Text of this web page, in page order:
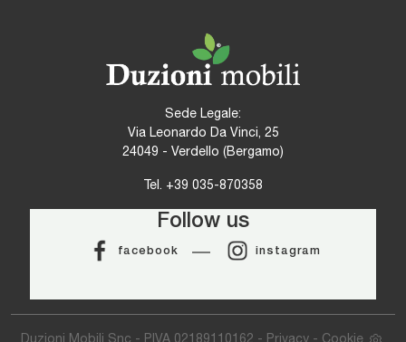
Sede Legale:
Via Leonardo Da Vinci, 25
24049 - Verdello (Bergamo)
Tel. +39 035-870358
Follow us
facebook instagram
Duzioni Mobili Snc - P.IVA 02189110162 - Privacy- Cookie